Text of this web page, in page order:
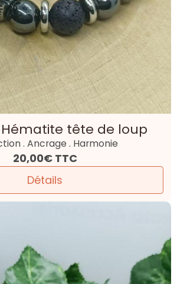
tête de loup
. Ancrage . Harmonie
20,00€ TTC
Détails